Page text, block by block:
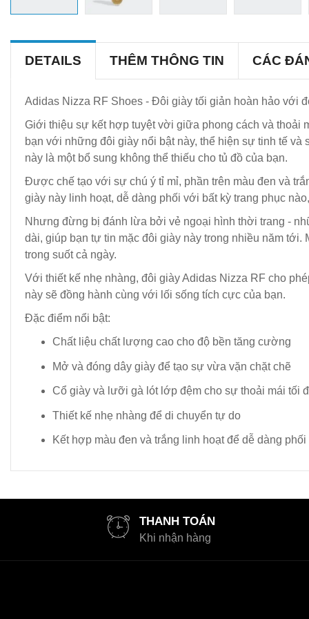
DETAILS THÊM THÔNG TIN CÁC
Adidas Nizza RF Shoes - Đôi giày tối giản hoàn hảo với
Giới thiệu sự kết hợp tuyệt vời giữa phong cách và thoải
bạn với những đôi giày nổi bật này, thể hiện sự tinh tế
này là một bổ sung không thể thiếu cho tủ đồ của bạn.
Được chế tạo với sự chú ý tỉ mỉ, phần trên màu đen và
giày này linh hoạt, dễ dàng phối với bất kỳ trang phục
Nhưng đừng bị đánh lừa bởi vẻ ngoại hình thời trang -
dài, giúp bạn tự tin mặc đôi giày này trong nhiều năm
trong suốt cả ngày.
Với thiết kế nhẹ nhàng, đôi giày Adidas Nizza RF cho
này sẽ đồng hành cùng với lối sống tích cực của bạn.
Đặc điểm nổi bật:
Chất liệu chất lượng cao cho độ bền tăng cường
Mở và đóng dây giày để tạo sự vừa vặn chặt chẽ
Cổ giày và lưỡi gà lót lớp đệm cho sự thoải mái tối
Thiết kế nhẹ nhàng để di chuyển tự do
Kết hợp màu đen và trắng linh hoạt để dễ dàng phối
THANH TOÁN
Khi nhận hàng